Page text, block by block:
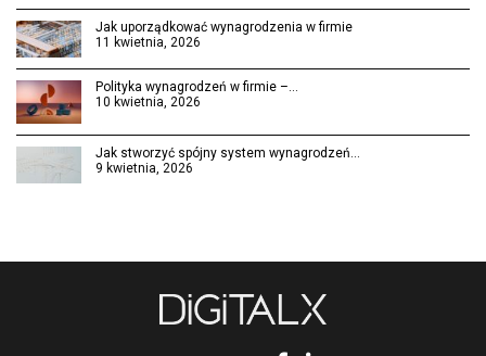
Jak uporządkować wynagrodzenia w firmie
11 kwietnia, 2026
Polityka wynagrodzeń w firmie –…
10 kwietnia, 2026
Jak stworzyć spójny system wynagrodzeń…
9 kwietnia, 2026